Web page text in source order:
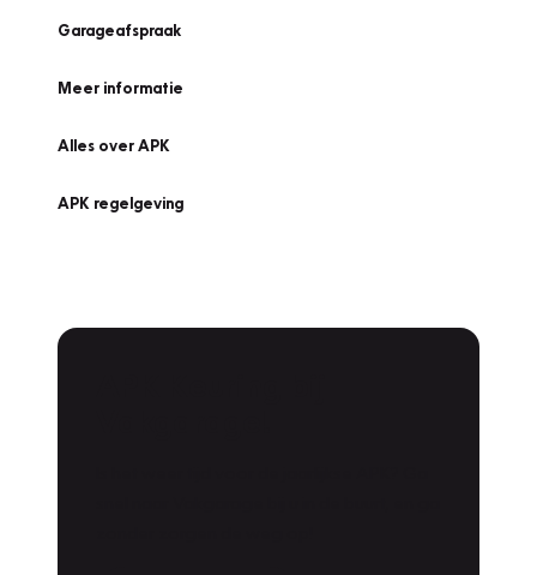
Garageafspraak
Meer informatie
Alles over APK
APK regelgeving